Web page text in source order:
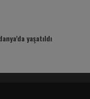
yaşatıldı